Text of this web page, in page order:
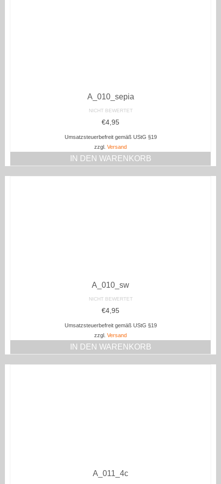
A_010_sepia
NICHT BEWERTET
€4,95
Umsatzsteuerbefreit gemäß UStG §19
zzgl. Versand
IN DEN WARENKORB
A_010_sw
NICHT BEWERTET
€4,95
Umsatzsteuerbefreit gemäß UStG §19
zzgl. Versand
IN DEN WARENKORB
A_011_4c